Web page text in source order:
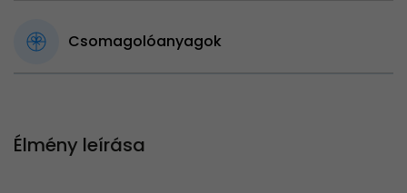
Csomagolóanyagok
Élmény leírása